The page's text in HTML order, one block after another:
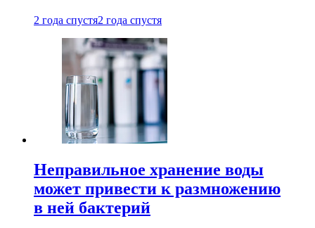
2 года спустя2 года спустя
Неправильное хранение воды
может привести к размножению
в ней бактерий